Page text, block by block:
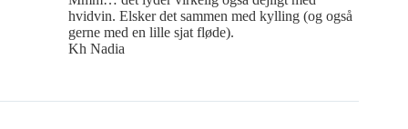
hvidvin. Elsker det sammen med kylling (og også
gerne med en lille sjat fløde).
Kh Nadia